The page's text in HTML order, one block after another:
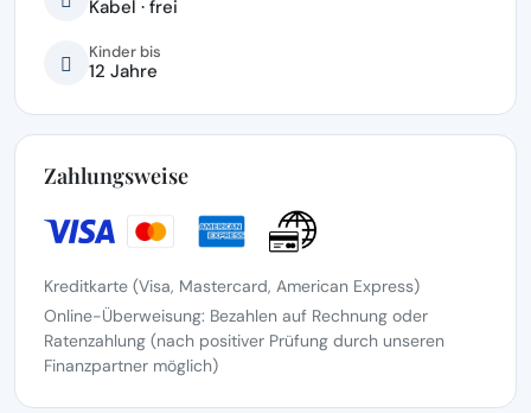
Kabel · frei
Kinder bis
12 Jahre
Zahlungsweise
Kreditkarte (Visa, Mastercard, American Express)
Online-Überweisung: Bezahlen auf Rechnung oder
Ratenzahlung (nach positiver Prüfung durch unseren
Finanzpartner möglich)